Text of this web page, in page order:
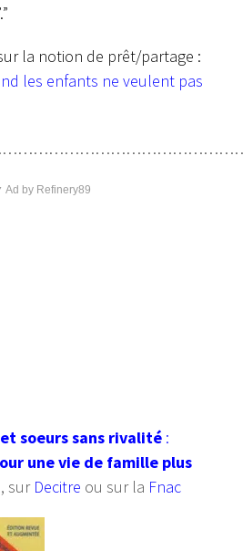
la notion de prêt/partage :
les enfants ne veulent pas
Ad by Refinery89
soeurs sans rivalité :
une vie de famille plus
, sur Decitre ou sur la Fnac